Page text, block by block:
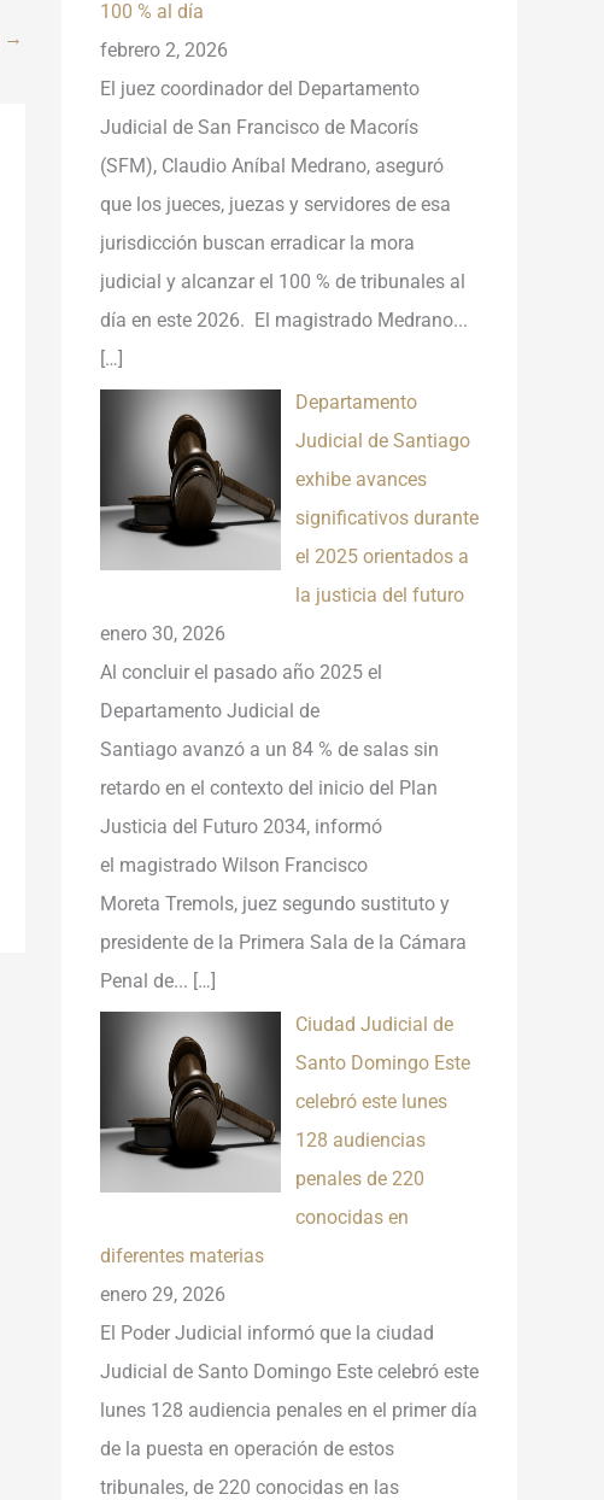
→
100 % al día
febrero 2, 2026
El juez coordinador del Departamento
Judicial de San Francisco de Macorís
(SFM), Claudio Aníbal Medrano, aseguró
que los jueces, juezas y servidores de esa
jurisdicción buscan erradicar la mora
judicial y alcanzar el 100 % de tribunales al
día en este 2026. El magistrado Medrano...
[…]
Departamento
Judicial de Santiago
exhibe avances
significativos durante
el 2025 orientados a
la justicia del futuro
enero 30, 2026
Al concluir el pasado año 2025 el
Departamento Judicial de
Santiago avanzó a un 84 % de salas sin
retardo en el contexto del inicio del Plan
Justicia del Futuro 2034, informó
el magistrado Wilson Francisco
Moreta Tremols, juez segundo sustituto y
presidente de la Primera Sala de la Cámara
Penal de... […]
Ciudad Judicial de
Santo Domingo Este
celebró este lunes
128 audiencias
penales de 220
conocidas en
diferentes materias
enero 29, 2026
El Poder Judicial informó que la ciudad
Judicial de Santo Domingo Este celebró este
lunes 128 audiencia penales en el primer día
de la puesta en operación de estos
tribunales, de 220 conocidas en las